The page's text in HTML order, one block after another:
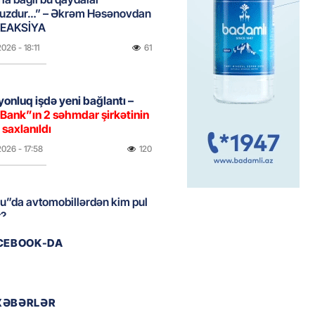
– Əkrəm Həsənovdan
- 18:11 61
işdə yeni bağlantı –
2 səhmdar şirkətinin
- 17:58 120
avtomobillərdən kim pul
REPORTAJ
DA